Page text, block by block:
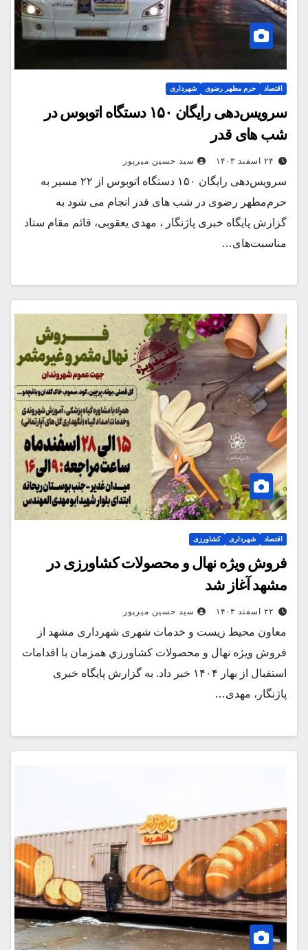
اقتصاد حرم مطهر رضوی شهرداری
سرویس‌دهی رایگان ۱۵۰ دستگاه اتوبوس در
شب های قدر
۲۴ اسفند ۱۴۰۳ سید حسین میرپور
سرویس‌دهی رایگان ۱۵۰ دستگاه اتوبوس از ۲۲ مسیر به
حرم‌مطهر رضوی در شب های قدر انجام می شود به
گزارش پایگاه خبری پاژنگار ، مهدی یعقوبی، قائم مقام ستاد
مناسبت‌های…
اقتصاد شهرداری کشاورزی
فروش ویژه نهال و محصولات کشاورزی در
مشهد آغاز شد
۲۲ اسفند ۱۴۰۳ سید حسین میرپور
معاون محیط زیست و خدمات شهری شهرداری مشهد از
فروش ویژه نهال و محصولات کشاورزي همزمان با اقدامات
استقبال از بهار ۱۴۰۴ خبر داد. به گزارش پایگاه خبری
پاژنگار، مهدی…